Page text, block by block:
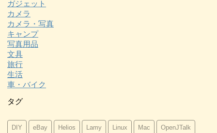
ガジェット
カメラ
カメラ・写真
キャンプ
写真用品
文具
旅行
生活
車・バイク
タグ
DIY eBay Helios Lamy Linux Mac OpenJTalk